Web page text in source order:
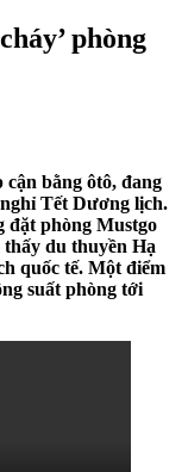
phòng
cận bằng ôtô, đang
Tết Dương lịch.
đặt phòng Mustgo
thấy du thuyền Hạ
quốc tế. Một điểm
suất phòng tới